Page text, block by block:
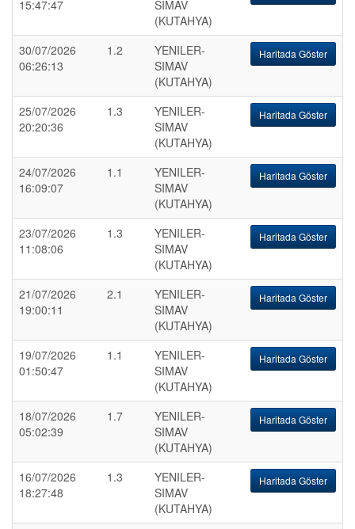
15:47:47
SIMAV
(KUTAHYA)
30/07/2026
06:26:13
1.2
YENILER-
SIMAV
(KUTAHYA)
Haritada Göster
25/07/2026
20:20:36
1.3
YENILER-
SIMAV
(KUTAHYA)
Haritada Göster
24/07/2026
16:09:07
1.1
YENILER-
SIMAV
(KUTAHYA)
Haritada Göster
23/07/2026
11:08:06
1.3
YENILER-
SIMAV
(KUTAHYA)
Haritada Göster
21/07/2026
19:00:11
2.1
YENILER-
SIMAV
(KUTAHYA)
Haritada Göster
19/07/2026
01:50:47
1.1
YENILER-
SIMAV
(KUTAHYA)
Haritada Göster
18/07/2026
05:02:39
1.7
YENILER-
SIMAV
(KUTAHYA)
Haritada Göster
16/07/2026
18:27:48
1.3
YENILER-
SIMAV
(KUTAHYA)
Haritada Göster